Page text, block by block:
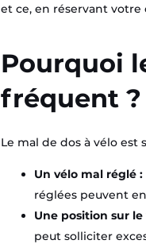
et ce, en réservant
Pourquoi
fréquent ?
Le mal de dos à vélo est
Un vélo mal réglé :
réglées peuvent
Une position sur
peut solliciter